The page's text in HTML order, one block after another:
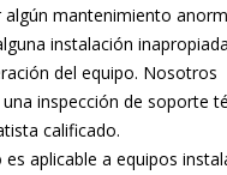
algún mantenimiento
instalación
del equipo. Nosotros
inspección de soporte
calificado.
es aplicable a equipos